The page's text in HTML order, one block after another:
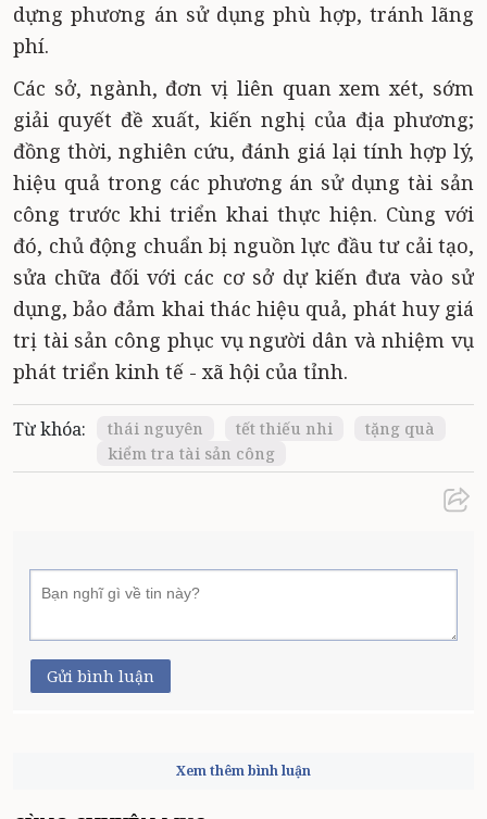
dựng phương án sử dụng phù hợp, tránh lãng
phí.
Các sở, ngành, đơn vị liên quan xem xét, sớm
giải quyết đề xuất, kiến nghị của địa phương;
đồng thời, nghiên cứu, đánh giá lại tính hợp lý,
hiệu quả trong các phương án sử dụng tài sản
công trước khi triển khai thực hiện. Cùng với
đó, chủ động chuẩn bị nguồn lực đầu tư cải tạo,
sửa chữa đối với các cơ sở dự kiến đưa vào sử
dụng, bảo đảm khai thác hiệu quả, phát huy giá
trị tài sản công phục vụ người dân và nhiệm vụ
phát triển kinh tế - xã hội của tỉnh.
Từ khóa: thái nguyên tết thiếu nhi
tặng quà
kiểm tra tài sản công
Gửi bình luận
Xem thêm bình luận